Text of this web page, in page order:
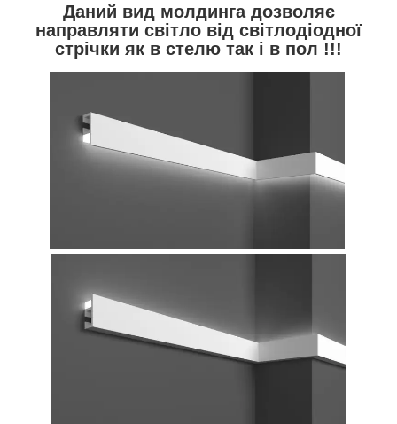
Даний вид молдинга дозволяє
направляти світло від світлодіодної
стрічки як в стелю так і в пол !!!